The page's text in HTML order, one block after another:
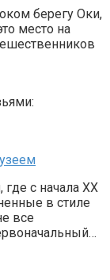
берегу Оки,
место на
с начала XX
в стиле
все